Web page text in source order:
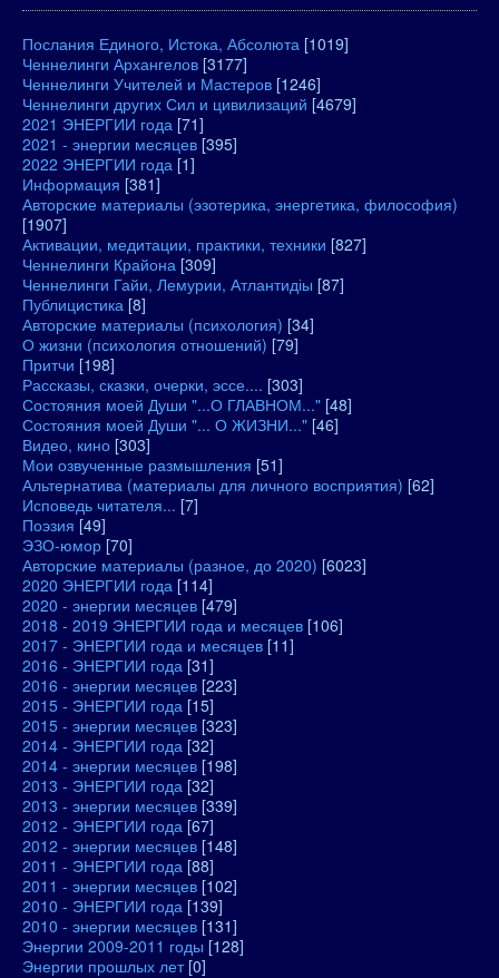
Послания Единого, Истока, Абсолюта [1019]
Ченнелинги Архангелов [3177]
Ченнелинги Учителей и Мастеров [1246]
Ченнелинги других Сил и цивилизаций [4679]
2021 ЭНЕРГИИ года [71]
2021 - энергии месяцев [395]
2022 ЭНЕРГИИ года [1]
Информация [381]
Авторские материалы (эзотерика, энергетика, философия)
[1907]
Активации, медитации, практики, техники [827]
Ченнелинги Крайона [309]
Ченнелинги Гайи, Лемурии, Атлантидіы [87]
Публицистика [8]
Авторские материалы (психология) [34]
О жизни (психология отношений) [79]
Притчи [198]
Рассказы, сказки, очерки, эссе.... [303]
Состояния моей Души "...О ГЛАВНОМ..." [48]
Состояния моей Души "... О ЖИЗНИ..." [46]
Видео, кино [303]
Мои озвученные размышления [51]
Альтернатива (материалы для личного восприятия) [62]
Исповедь читателя... [7]
Поэзия [49]
ЭЗО-юмор [70]
Авторские материалы (разное, до 2020) [6023]
2020 ЭНЕРГИИ года [114]
2020 - энергии месяцев [479]
2018 - 2019 ЭНЕРГИИ года и месяцев [106]
2017 - ЭНЕРГИИ года и месяцев [11]
2016 - ЭНЕРГИИ года [31]
2016 - энергии месяцев [223]
2015 - ЭНЕРГИИ года [15]
2015 - энергии месяцев [323]
2014 - ЭНЕРГИИ года [32]
2014 - энергии месяцев [198]
2013 - ЭНЕРГИИ года [32]
2013 - энергии месяцев [339]
2012 - ЭНЕРГИИ года [67]
2012 - энергии месяцев [148]
2011 - ЭНЕРГИИ года [88]
2011 - энергии месяцев [102]
2010 - ЭНЕРГИИ года [139]
2010 - энергии месяцев [131]
Энергии 2009-2011 годы [128]
Энергии прошлых лет [0]